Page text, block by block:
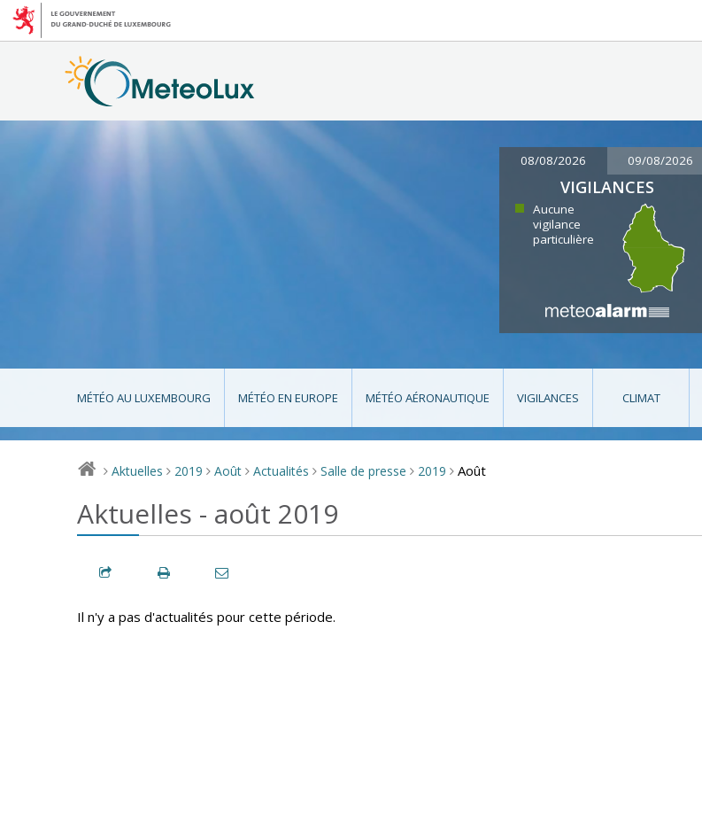
08/08/2026 09/08/2026
VIGILANCES
Aucune
vigilance
particulière
MÉTÉO AU LUXEMBOURG MÉTÉO EN EUROPE MÉTÉO AÉRONAUTIQUE VIGILANCES CLIMAT
> Aktuelles > 2019 > Août > Actualités > Salle de presse > 2019 > Août
Aktuelles - août 2019
Il n'y a pas d'actualités pour cette période.